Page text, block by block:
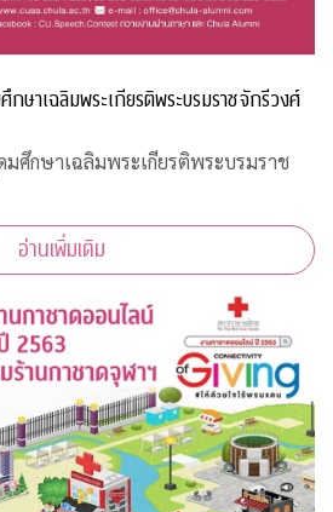
ษาเฉลิมพระเกียรติพระบรมราชจักรีวงศ์
ศึกษาเฉลิมพระเกียรติพระบรมราช
อ่านเพิ่มเติม